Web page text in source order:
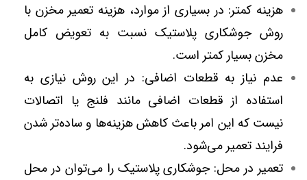
هزینه کمتر: در بسیاری از موارد، هزینه تعمیر مخزن با
روش جوشکاری پلاستیک نسبت به تعویض کامل
مخزن بسیار کمتر است.
عدم نیاز به قطعات اضافی: در این روش نیازی به
استفاده از قطعات اضافی مانند فلنج یا اتصالات
نیست که این امر باعث کاهش هزینه‌ها و ساده‌تر شدن
فرایند تعمیر می‌شود.
تعمیر در محل: جوشکاری پلاستیک را می‌توان در محل